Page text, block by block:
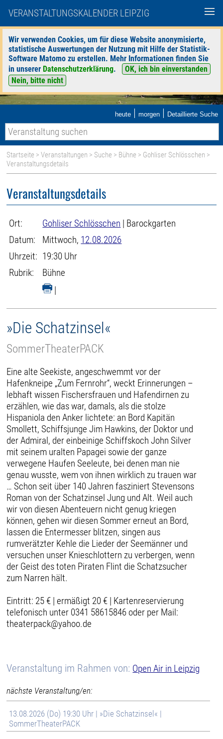
VERANSTALTUNGSKALENDER LEIPZIG
Wir verwenden Cookies, um für diese Website anonymisierte,
statistische Auswertungen der Nutzung mit Hilfe der Statistik-
Software Matomo zu erstellen. Mehr Informationen finden Sie
in unserer Datenschutzerklärung.
OK, ich bin einverstanden
Nein, bitte nicht
heute | morgen | Detaillierte Suche
Startseite >Veranstaltungen > Suche > Bühne > Gohliser Schlösschen >
Veranstaltungsdetails
Veranstaltungsdetails
Ort: Gohliser Schlösschen | Barockgarten
Datum:
Mittwoch, 12.08.2026
Uhrzeit: 19:30 Uhr
Rubrik:
Bühne
|
»Die Schatzinsel«
SommerTheaterPACK
Eine alte Seekiste, angeschwemmt vor der
Hafenkneipe „Zum Fernrohr“, weckt Erinnerungen –
lebhaft wissen Fischersfrauen und Hafendirnen zu
erzählen, wie das war, damals, als die stolze
Hispaniola den Anker lichtete: an Bord Kapitän
Smollett, Schiffsjunge Jim Hawkins, der Doktor und
der Admiral, der einbeinige Schiffskoch John Silver
mit seinem uralten Papagei sowie der ganze
verwegene Haufen Seeleute, bei denen man nie
genau wusste, wem von ihnen wirklich zu trauen war
… Schon seit über 140 Jahren fasziniert Stevensons
Roman von der Schatzinsel Jung und Alt. Weil auch
wir von diesen Abenteuern nicht genug kriegen
können, gehen wir diesen Sommer erneut an Bord,
lassen die Entermesser blitzen, singen aus
rumverätzter Kehle die Lieder der Seemänner und
versuchen unser Knieschlottern zu verbergen, wenn
der Geist des toten Piraten Flint die Schatzsucher
zum Narren hält.
Eintritt: 25 € | ermäßigt 20 € | Kartenreservierung
telefonisch unter 0341 58615846 oder per Mail:
theaterpack@yahoo.de
Veranstaltung im Rahmen von: Open Air in Leipzig
nächste Veranstaltung/en:
13.08.2026 (Do) 19:30 Uhr | »Die Schatzinsel« |
SommerTheaterPACK